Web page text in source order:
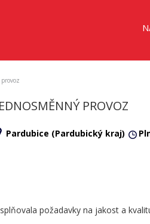
PROVOZ
Pardubice (Pardubický kraj)
požadavky na jakost a